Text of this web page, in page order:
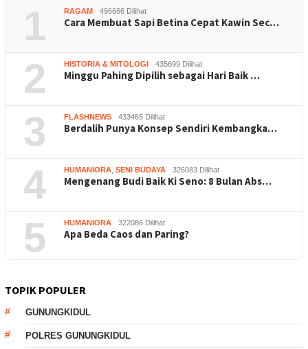
1 RAGAM 496666 Dilihat
Cara Membuat Sapi Betina Cepat Kawin Sec…
2 HISTORIA & MITOLOGI 435699 Dilihat
Minggu Pahing Dipilih sebagai Hari Baik …
3 FLASHNEWS 433465 Dilihat
Berdalih Punya Konsep Sendiri Kembangka…
4 HUMANIORA SENI BUDAYA 326083 Dilihat
Mengenang Budi Baik Ki Seno: 8 Bulan Abs…
5 HUMANIORA 322086 Dilihat
Apa Beda Caos dan Paring?
TOPIK POPULER
GUNUNGKIDUL
POLRES GUNUNGKIDUL